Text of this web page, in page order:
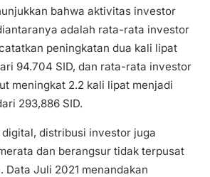
bahwa aktivitas investor
adalah rata-rata investor
peningkatan dua kali lipat
94.704 SID, dan rata-rata investor
meningkat 2.2 kali lipat menjadi
293,886 SID.
distribusi investor juga
dan berangsur tidak terpusat
Data Juli 2021 menandakan